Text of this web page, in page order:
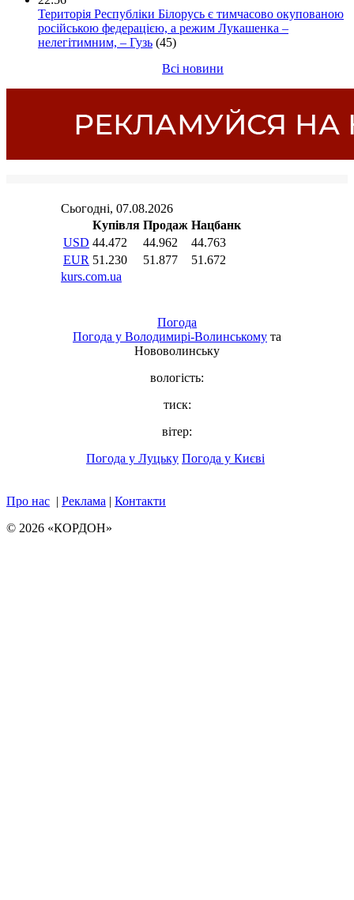
Територія Республіки Білорусь є тимчасово окупованою
російською федерацією, а режим Лукашенка –
нелегітимним, – Гузь (45)
Всі новини
Погода
Погода у Володимирі-Волинському та
Нововолинську
вологість:
тиск:
вітер:
Погода у Луцьку Погода у Києві
Про нас | Реклама | Контакти
© 2026 «КОРДОН»